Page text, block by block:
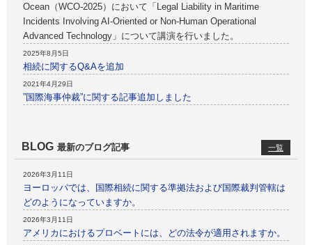
Ocean（WCO-2025）において「Legal Liability in Maritime
Incidents Involving AI-Oriented or Non-Human Operational
Advanced Technology」について講演を行いました。
2025年8月5日
相続に関するQ&Aを追加
2021年4月29日
”国際海事仲裁”に関する記事追加しました
BLOG 最新のブログ記事 一覧
2026年3月11日
ヨーロッパでは、国際相続に関する準拠法および国際裁判管轄は
どのようになっていますか。
2026年3月11日
アメリカにおけるプロベートには、どの法令が適用されますか。